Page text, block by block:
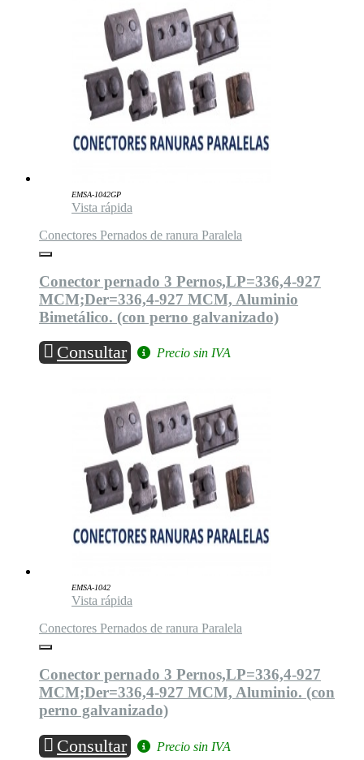
EMSA-1042GP
Vista rápida
Conectores Pernados de ranura Paralela
Conector pernado 3 Pernos,LP=336,4-927
MCM;Der=336,4-927 MCM, Aluminio
Bimetálico. (con perno galvanizado)
Consultar Precio sin IVA
EMSA-1042
Vista rápida
Conectores Pernados de ranura Paralela
Conector pernado 3 Pernos,LP=336,4-927
MCM;Der=336,4-927 MCM, Aluminio. (con
perno galvanizado)
Consultar Precio sin IVA